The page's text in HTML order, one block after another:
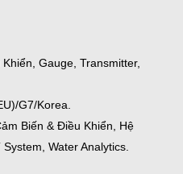
Gauge, Transmitter,
G7/Korea.
Biến & Điều Khiển, Hệ
Water Analytics.